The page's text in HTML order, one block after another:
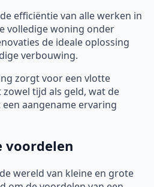
efficiëntie van alle werken in
volledige woning onder
de ideale oplossing
verbouwing.
zorgt voor een vlotte
tijd als geld, wat de
aangename ervaring
voordelen
wereld van kleine en grote